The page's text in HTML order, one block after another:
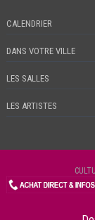
CALENDRIER
DANS VOTRE VILLE
LES SALLES
LES ARTISTES